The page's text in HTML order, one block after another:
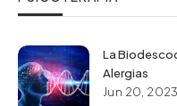
La
Alergias
Jun 20, 2023